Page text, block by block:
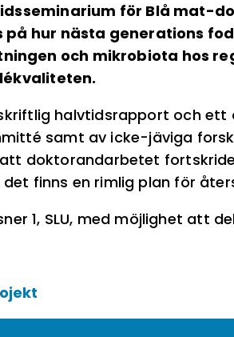
för Blå mat-
på hur nästa generations
och mikrobiota hos
halvtidsrapport och ett
samt av icke-jäviga
doktorandarbetet
finns en rimlig plan för
1, SLU, med möjlighet att